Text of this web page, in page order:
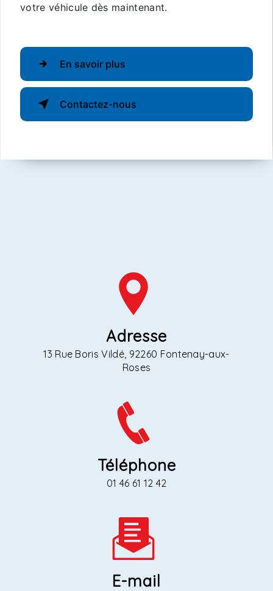
votre véhicule dès maintenant.
En savoir plus
Contactez-nous
Adresse
13 Rue Boris Vildé, 92260 Fontenay-aux-
Roses
Téléphone
01 46 61 12 42
E-mail